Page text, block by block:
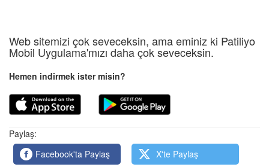
Web sitemizi çok seveceksin, ama eminiz ki Patiliyo
Mobil Uygulama'mızı daha çok seveceksin.
Hemen indirmek ister misin?
Paylaş:
Facebook'ta Paylaş
X'te Paylaş